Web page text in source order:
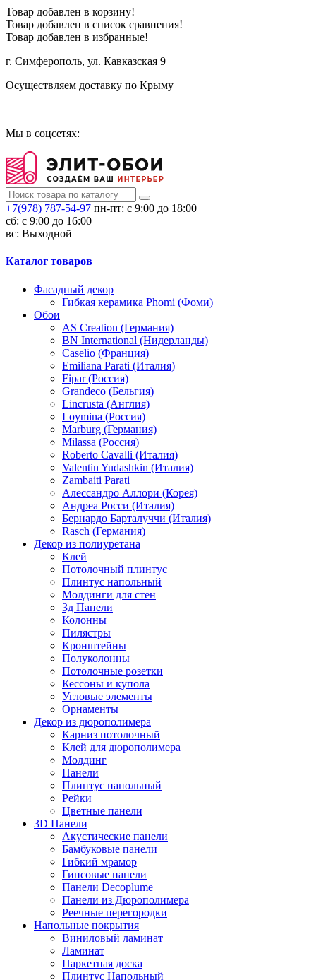
Товар добавлен в корзину!
Товар добавлен в список сравнения!
Товар добавлен в избранные!
г. Симферополь, ул. Кавказская 9
Осуществляем доставку по Крыму
Мы в соцсетях:
+7(978) 787-54-97 пн-пт: с 9:00 до 18:00
сб: c 9:00 до 16:00
вс: Выходной
Каталог товаров
Фасадный декор
Гибкая керамика Phomi (Фоми)
Обои
AS Creation (Германия)
BN International (Нидерланды)
Caselio (Франция)
Emiliana Parati (Италия)
Fipar (Россия)
Grandeco (Бельгия)
Lincrusta (Англия)
Loymina (Россия)
Marburg (Германия)
Milassa (Россия)
Roberto Cavalli (Италия)
Valentin Yudashkin (Италия)
Zambaiti Parati
Алессандро Аллори (Корея)
Андреа Росси (Италия)
Бернардо Барталуччи (Италия)
Rasch (Германия)
Декор из полиуретана
Клей
Потолочный плинтус
Плинтус напольный
Молдинги для стен
3д Панели
Колонны
Пилястры
Кронштейны
Полуколонны
Потолочные розетки
Кессоны и купола
Угловые элементы
Орнаменты
Декор из дюрополимера
Карниз потолочный
Клей для дюрополимера
Молдинг
Панели
Плинтус напольный
Рейки
Цветные панели
3D Панели
Акустические панели
Бамбуковые панели
Гибкий мрамор
Гипсовые панели
Панели Decoplume
Панели из Дюрополимера
Реечные перегородки
Напольные покрытия
Виниловый ламинат
Ламинат
Паркетная доска
Плинтус Напольный